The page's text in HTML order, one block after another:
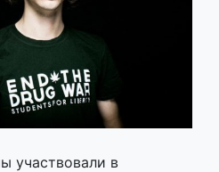
участвовали в